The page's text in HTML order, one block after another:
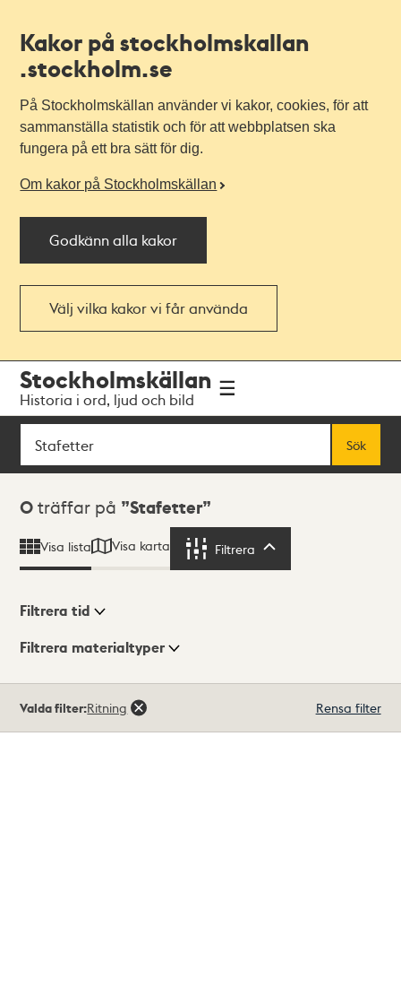
Kakor på stockholmskallan
.stockholm.se
På Stockholmskällan använder vi kakor, cookies, för att
sammanställa statistik och för att webbplatsen ska
fungera på ett bra sätt för dig.
Om kakor på Stockholmskällan
Godkänn alla kakor
Välj vilka kakor vi får använda
navigationen
huvudinnehållet
Stockholmskällan
Historia i ord, ljud och bild
Sök
Sök
Sökresultat
0 träffar på Stafetter
Visa lista Visa karta Filtrera
Visningsläge
Filtrera tid
Filtrera materialtyper
träffar
Valda filter:Ritning Rensa filter